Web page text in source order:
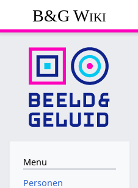
B&G Wiki
Menu
Personen